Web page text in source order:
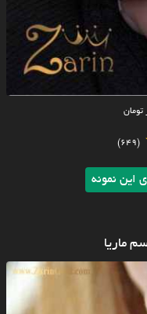
تومان
(649)
این نمونه